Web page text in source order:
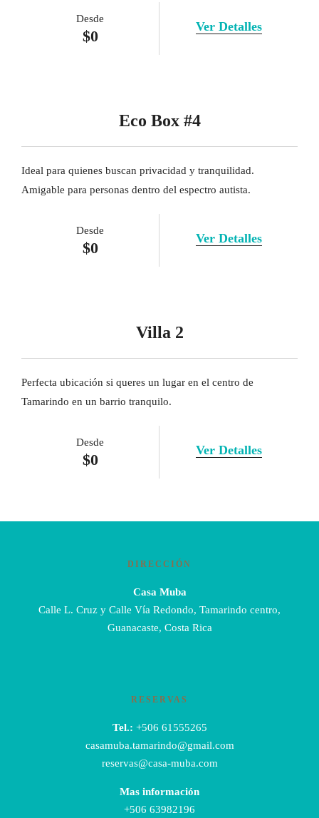
Desde
$0
Ver Detalles
Eco Box #4
Ideal para quienes buscan privacidad y tranquilidad.
Amigable para personas dentro del espectro autista.
Desde
$0
Ver Detalles
Villa 2
Perfecta ubicación si queres un lugar en el centro de
Tamarindo en un barrio tranquilo.
Desde
$0
Ver Detalles
DIRECCIÓN
Casa Muba
Calle L. Cruz y Calle Vía Redondo, Tamarindo centro,
Guanacaste, Costa Rica
RESERVAS
Tel.: +506 61555265
casamuba.tamarindo@gmail.com
reservas@casa-muba.com
Mas información
+506 63982196